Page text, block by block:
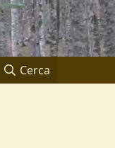
Cerca